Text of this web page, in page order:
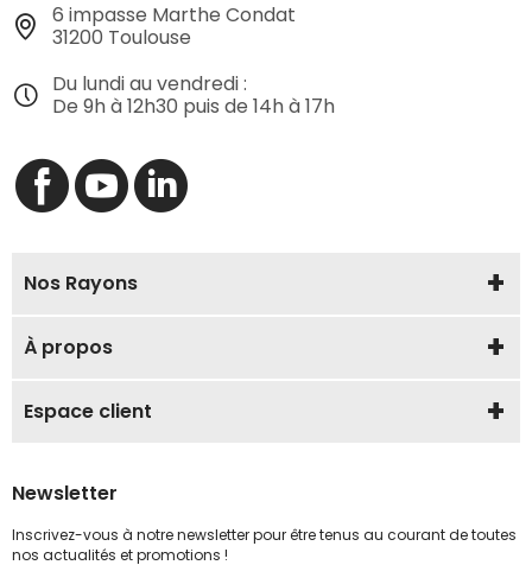
6 impasse Marthe Condat
31200 Toulouse
Du lundi au vendredi :
De 9h à 12h30 puis de 14h à 17h
Nos Rayons
À propos
Espace client
Newsletter
Inscrivez-vous à notre newsletter pour être tenus au courant de toutes
nos actualités et promotions !